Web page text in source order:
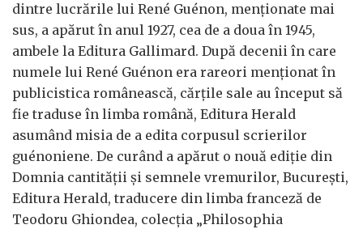
dintre lucrările lui René Guénon, menționate mai
sus, a apărut în anul 1927, cea de a doua în 1945,
ambele la Editura Gallimard. După decenii în care
numele lui René Guénon era rareori menționat în
publicistica românească, cărțile sale au început să
fie traduse în limba română, Editura Herald
asumând misia de a edita corpusul scrierilor
guénoniene. De curând a apărut o nouă ediție din
Domnia cantității și semnele vremurilor, București,
Editura Herald, traducere din limba franceză de
Teodoru Ghiondea, colecția „Philosophia